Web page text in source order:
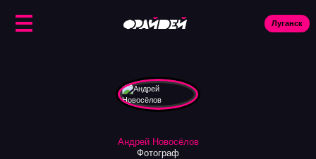
Луганск
Андрей Новосёлов
Фотограф